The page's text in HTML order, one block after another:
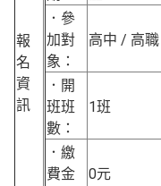
報
名
資
訊
．參
加對
象：
高中 / 高
．開
班班
數：
1班
．繳
費金
0元